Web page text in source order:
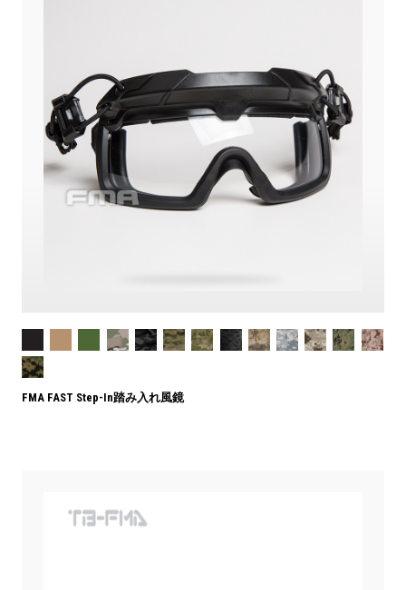
FMA FAST Step-In踏み入れ風鏡